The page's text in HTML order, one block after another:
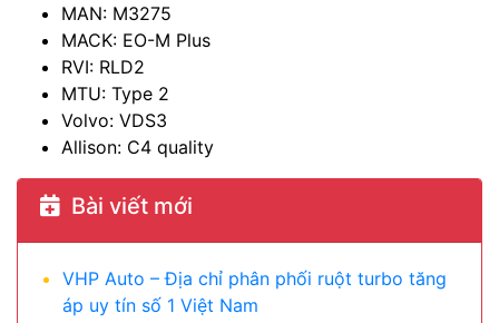
MAN: M3275
MACK: EO-M Plus
RVI: RLD2
MTU: Type 2
Volvo: VDS3
Allison: C4 quality
Bài viết mới
VHP Auto – Địa chỉ phân phối ruột turbo tăng
áp uy tín số 1 Việt Nam